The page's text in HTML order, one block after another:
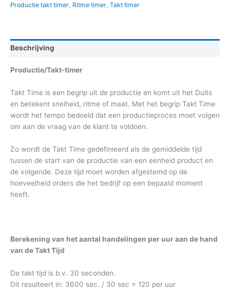
Productie takt timer Ritme timer Takt timer
Beschrijving
Productie/Takt-timer
Takt Time is een begrip uit de productie en komt uit het Duits
en betekent snelheid, ritme of maat. Met het begrip Takt Time
wordt het tempo bedoeld dat een productieproces moet volgen
om aan de vraag van de klant te voldoen.
Zo wordt de Takt Time gedefinieerd als de gemiddelde tijd
tussen de start van de productie van een eenheid product en
de volgende. Deze tijd moet worden afgestemd op de
hoeveelheid orders die het bedrijf op een bepaald moment
heeft.
Berekening van het aantal handelingen per uur aan de hand
van de Takt Tijd
De takt tijd is b.v. 30 seconden.
Dit resulteert in: 3600 sec. / 30 sec = 120 per uur